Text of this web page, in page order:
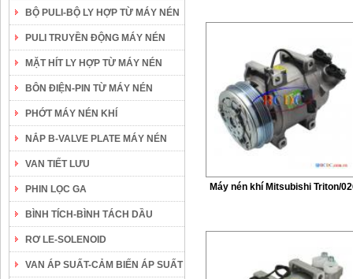
BỘ PULI-BỘ LY HỢP TỪ MÁY NÉN
PULI TRUYỀN ĐỘNG MÁY NÉN
MẶT HÍT LY HỢP TỪ MÁY NÉN
BÔN ĐIỆN-PIN TỪ MÁY NÉN
PHỚT MÁY NÉN KHÍ
NẮP B-VALVE PLATE MÁY NÉN
VAN TIẾT LƯU
PHIN LỌC GA
BÌNH TÍCH-BÌNH TÁCH DẦU
RƠ LE-SOLENOID
VAN ÁP SUẤT-CẢM BIẾN ÁP SUẤT
Máy nén khí Mitsubishi Triton/